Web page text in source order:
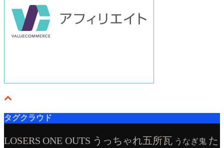
タグクラウド
LOSERS ONE OUTS うっちゃれ五所瓦 うなぎ鬼 た